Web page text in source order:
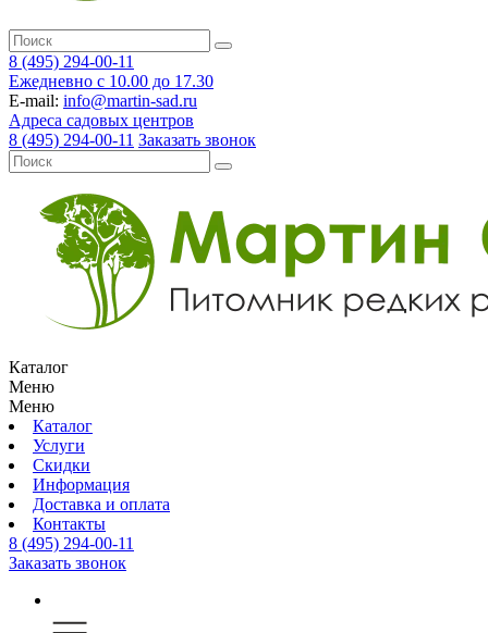
8 (495) 294-00-11
Ежедневно с 10.00 до 17.30
E-mail: info@martin-sad.ru
Адреса садовых центров
8 (495) 294-00-11 Заказать звонок
Каталог
Меню
Меню
Каталог
Услуги
Скидки
Информация
Доставка и оплата
Контакты
8 (495) 294-00-11
Заказать звонок